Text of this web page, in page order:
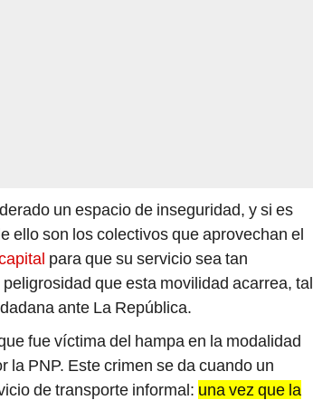
un espacio de inseguridad, y si es
ello son los colectivos que aprovechan el
para que su servicio sea tan
que esta movilidad acarrea, tal
ante La República.
fue víctima del hampa en la modalidad
la PNP. Este crimen se da cuando un
de transporte informal: una vez que la